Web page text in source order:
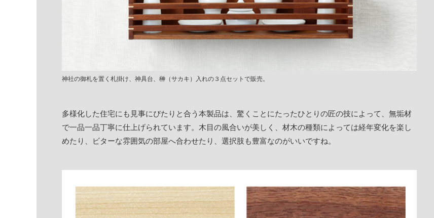
神社の御札を置く札掛け、神具台、榊（サカキ）入れの３点セットで販売。
多様化した住宅にも見事にぴたりと合う本製品は、驚くことにたったひとりの匠の技によって、無垢材
で一品一品丁寧に仕上げられています。木目の風合いが美しく、材木の種類によっては経年変化を楽し
めたり、ビターな雰囲気の部屋へ合わせたり、選択肢も豊富なのがいいですね。